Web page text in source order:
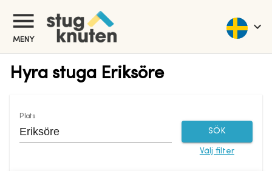
MENY
Hyra stuga Eriksöre
Plats
SÖK
Välj filter